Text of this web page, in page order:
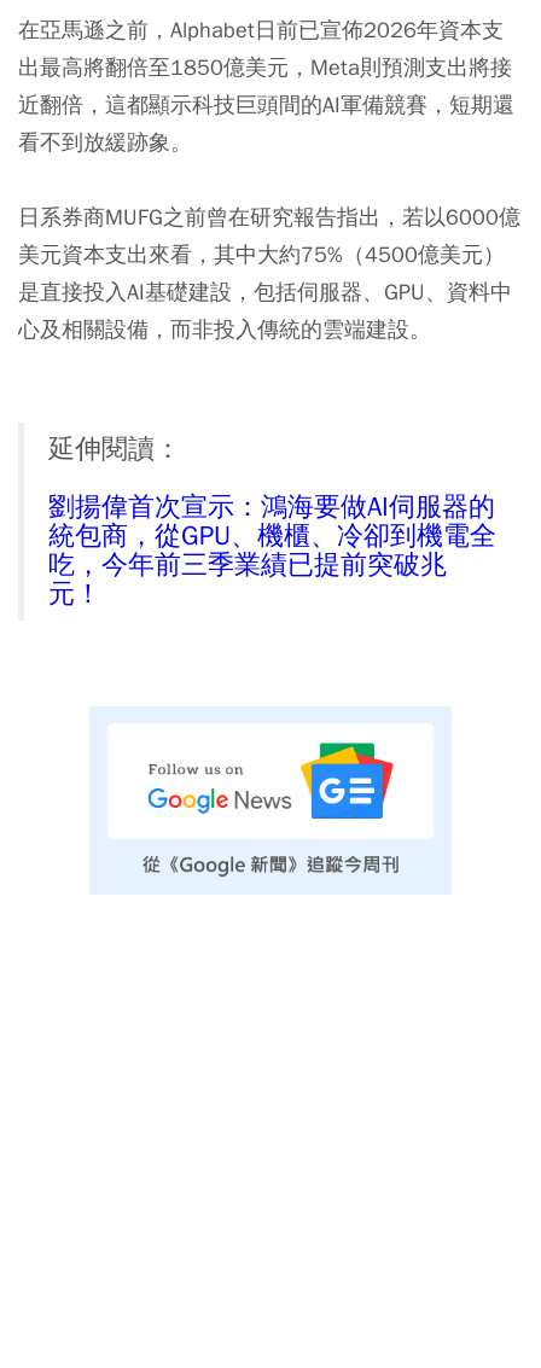
在亞馬遜之前，Alphabet日前已宣佈2026年資本支
出最高將翻倍至1850億美元，Meta則預測支出將接
近翻倍，這都顯示科技巨頭間的AI軍備競賽，短期還
看不到放緩跡象。
日系券商MUFG之前曾在研究報告指出，若以6000億
美元資本支出來看，其中大約75%（4500億美元）
是直接投入AI基礎建設，包括伺服器、GPU、資料中
心及相關設備，而非投入傳統的雲端建設。
延伸閱讀：
劉揚偉首次宣示：鴻海要做AI伺服器的
統包商，從GPU、機櫃、冷卻到機電全
吃，今年前三季業績已提前突破兆
元！